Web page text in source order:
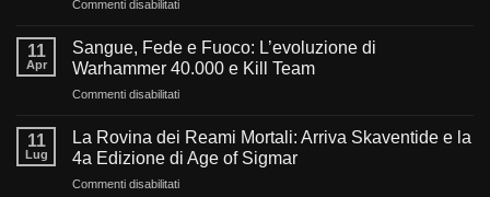
Commenti disabilitatisu
l’oscurità
del
millennio:
Cosa
aspetta
nel
futuro
di
11
Apr
Sangue, Fede e Fuoco: L’evoluzione di
Warhammer 40.000 e Kill Team
Commenti disabilitatisu
Fede
e
Fuoco:
L’evoluzione
11
Lug
La Rovina dei Reami Mortali: Arriva Skaventide e la
4a Edizione di Age of Sigmar
Commenti disabilitatisu